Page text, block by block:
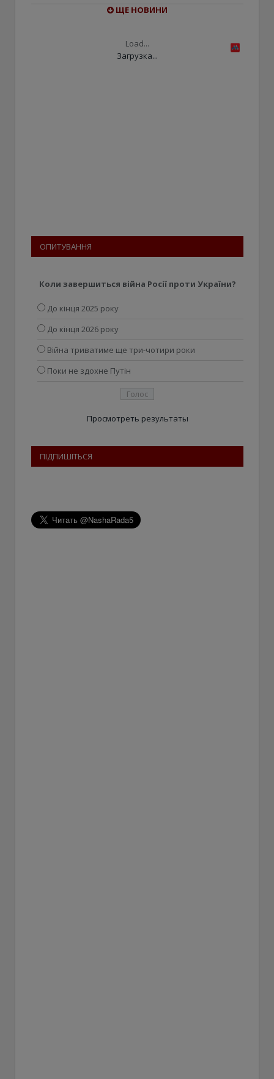
ЩЕ НОВИНИ
Load...
Загрузка...
ОПИТУВАННЯ
Коли завершиться війна Росії проти України?
До кінця 2025 року
До кінця 2026 року
Війна триватиме ще три-чотири роки
Поки не здохне Путін
Просмотреть результаты
ПІДПИШІТЬСЯ